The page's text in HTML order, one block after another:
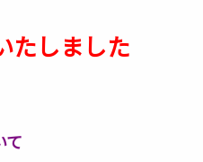
たしました
て